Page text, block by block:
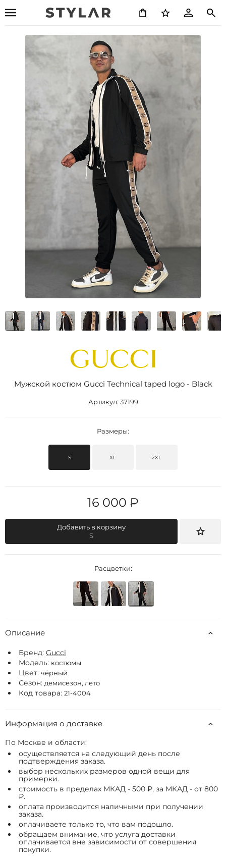
Мужской костюм Gucci Technical taped logo - Black
Артикул: 37199
Размеры:
S XL 2XL
16 000 ₽
Добавить в корзину
S
Расцветки:
Описание
Бренд: Gucci
Модель: костюмы
Цвет: чёрный
Сезон: демисезон, лето
Код товара: 21-4004
Информация о доставке
По Москве и области:
осуществляется на следующий день после
подтверждения заказа.
выбор нескольких размеров одной вещи для
примерки.
стоимость в пределах МКАД - 500 ₽, за МКАД - от 800
₽.
оплата производится наличными при получении
заказа.
оплачиваете только то, что вам подошло.
обращаем внимание, что услуга доставки
оплачивается вне зависимости от совершения
покупки.